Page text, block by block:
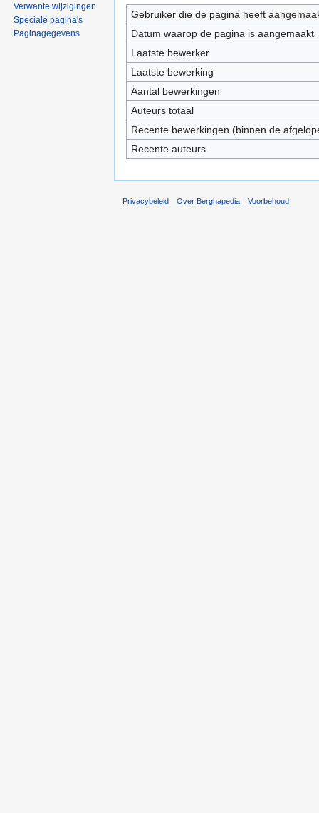
Gebruiker die de pagina heeft
Datum waarop de pagina is aangemaakt
Laatste bewerker
Laatste bewerking
Aantal bewerkingen
Auteurs totaal
Recente bewerkingen (binnen de
Recente auteurs
Verwante wijzigingen
Speciale pagina's
Paginagegevens
Privacybeleid Over Berghapedia Voorbehoud